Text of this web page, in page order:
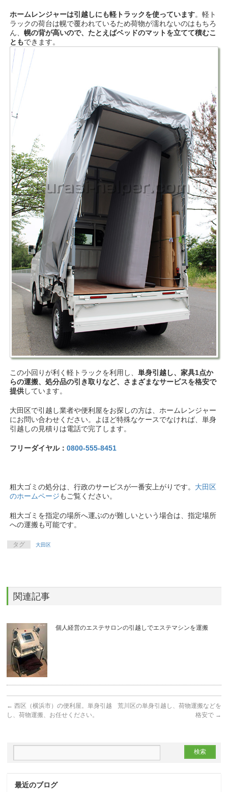
ホームレンジャーは引越しにも軽トラックを使っています。軽ト
ラックの荷台は幌で覆われているため荷物が濡れないのはもちろ
ん、幌の背が高いので、たとえばベッドのマットを立てて積むこ
ともできます。
この小回りが利く軽トラックを利用し、単身引越し、家具1点か
らの運搬、処分品の引き取りなど、さまざまなサービスを格安で
提供しています。
大田区で引越し業者や便利屋をお探しの方は、ホームレンジャー
にお問い合わせください。よほど特殊なケースでなければ、単身
引越しの見積りは電話で完了します。
フリーダイヤル：0800-555-8451
粗大ゴミの処分は、行政のサービスが一番安上がりです。 大田区
のホームページもご覧ください。
粗大ゴミを指定の場所へ運ぶのが難しいという場合は、指定場所
への運搬も可能です。
タグ 大田区
関連記事
個人経営のエステサロンの引越しでエステマシンを運搬
← 西区（横浜市）の便利屋。単身引越
し、荷物運搬、お任せください。
荒川区の単身引越し、荷物運搬などを
格安で →
最近のブログ